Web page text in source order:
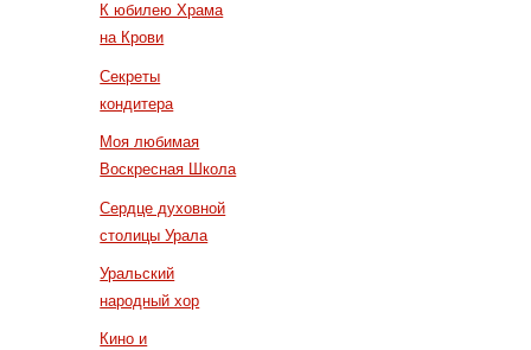
К юбилею Храма
на Крови
Секреты
кондитера
Моя любимая
Воскресная Школа
Сердце духовной
столицы Урала
Уральский
народный хор
Кино и